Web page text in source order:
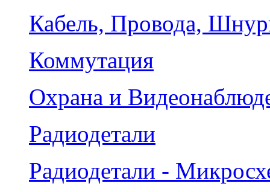
Кабель, Провода,
Коммутация
Охрана и
Радиодетали
Радиодетали -